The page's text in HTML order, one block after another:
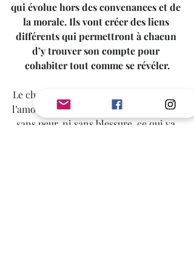
qui évolue hors des convenances et de
la morale. Ils vont créer des liens
différents qui permettront à chacun
d’y trouver son compte pour
cohabiter tout comme se révéler.
Le chemin est long vers cette quête de
l’amour et du bonheur, elle ne sera pas
sans peur, ni sans blessure, ce qui va